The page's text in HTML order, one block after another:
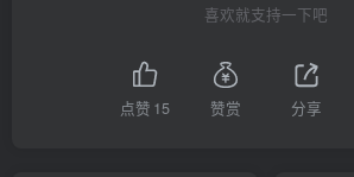
喜欢就支持一下吧
点赞 15 赞赏 分享